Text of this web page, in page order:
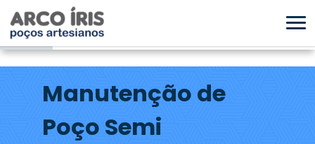
Manutenção de
Poço Semi